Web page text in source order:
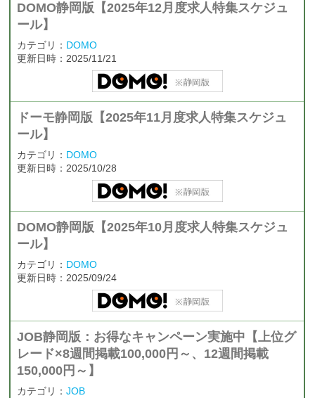
DOMO静岡版【2025年12月度求人特集スケジュ
ール】
カテゴリ： DOMO
更新日時：2025/11/21
ドーモ静岡版【2025年11月度求人特集スケジュ
ール】
カテゴリ： DOMO
更新日時：2025/10/28
DOMO静岡版【2025年10月度求人特集スケジュ
ール】
カテゴリ： DOMO
更新日時：2025/09/24
JOB静岡版：お得なキャンペーン実施中【上位グ
レード×8週間掲載100,000円～、12週間掲載
150,000円～】
カテゴリ： JOB